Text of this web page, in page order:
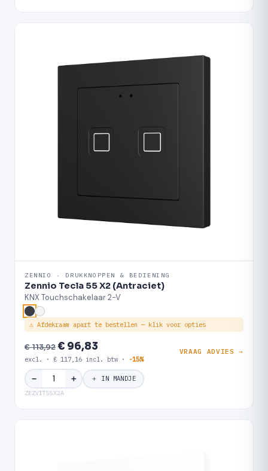
ZENNIO · DRUKKNOPPEN & BEDIENING
Zennio Tecla 55 X2 (Antraciet)
KNX Touchschakelaar 2-V
⚠ Afdekraam apart te bestellen — klik voor opties
€ 113,92€ 96,83
excl. · € 117,16 incl. btw · -15%
VRAAG ADVIES →
− ＋ ＋ IN MANDJE
ZEZVIT55X2A